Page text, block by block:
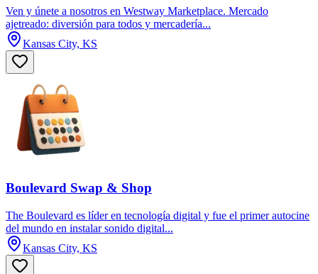
Ven y únete a nosotros en Westway Marketplace. Mercado
ajetreado: diversión para todos y mercadería...
Kansas City, KS
Boulevard Swap & Shop
The Boulevard es líder en tecnología digital y fue el primer autocine
del mundo en instalar sonido digital...
Kansas City, KS